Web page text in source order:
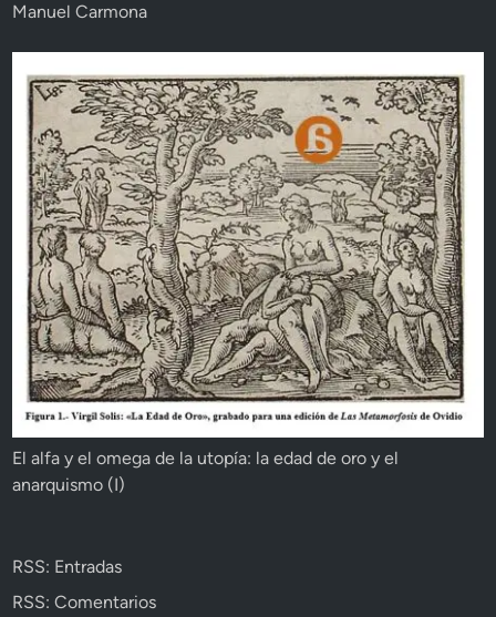
Manuel Carmona
El alfa y el omega de la utopía: la edad de oro y el
anarquismo (I)
RSS: Entradas
RSS: Comentarios